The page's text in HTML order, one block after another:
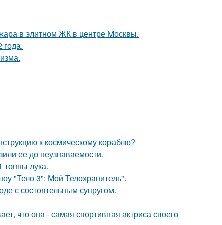
в элитном ЖК в центре Москвы.
к космическому кораблю?
ее до неузнаваемости.
лука.
"Тело 3": Мой Телохранитель".
с состоятельным супругом.
что она - самая спортивная актриса своего